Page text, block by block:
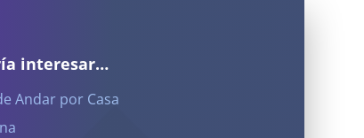
interesar…
Andar por Casa